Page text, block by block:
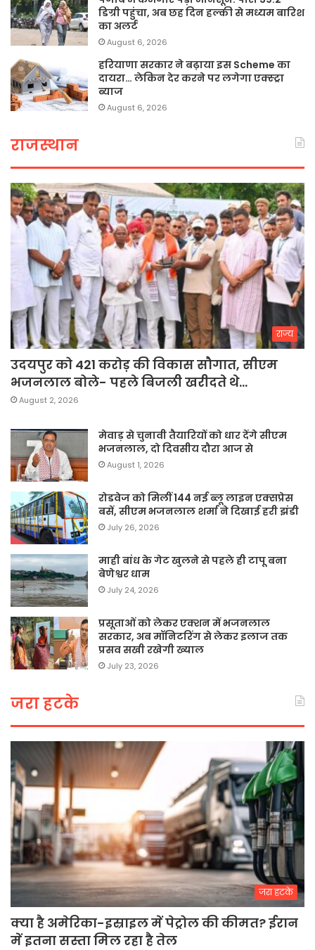
डिग्री पहुंचा, अब छह दिन हल्की से मध्यम बारिश
का अलर्ट
August 6, 2026
हरियाणा सरकार ने बढ़ाया इस Scheme का
दायरा… लेकिन देर करने पर लगेगा एक्स्ट्रा
ब्याज
August 6, 2026
राजस्थान
राज्य
उदयपुर को 421 करोड़ की विकास सौगात, सीएम
भजनलाल बोले- पहले बिजली खरीदते थे…
August 2, 2026
मेवाड़ से चुनावी तैयारियों को धार देंगे सीएम
भजनलाल, दो दिवसीय दौरा आज से
August 1, 2026
रोडवेज को मिलीं 144 नई ब्लू लाइन एक्सप्रेस
बसें, सीएम भजनलाल शर्मा ने दिखाई हरी झंडी
July 26, 2026
माही बांध के गेट खुलने से पहले ही टापू बना
बेणेश्वर धाम
July 24, 2026
प्रसूताओं को लेकर एक्शन में भजनलाल
सरकार, अब मॉनिटरिंग से लेकर इलाज तक
प्रसव सखी रखेगी ख्याल
July 23, 2026
जरा हटके
जरा हटके
क्या है अमेरिका-इस्राइल में पेट्रोल की कीमत? ईरान
में इतना सस्ता मिल रहा है तेल